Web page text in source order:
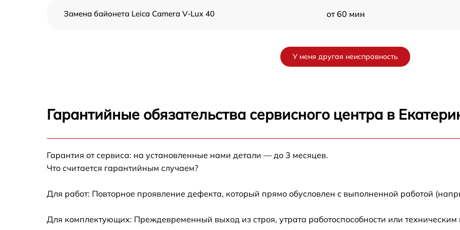
Замена байонета Leica Camera V-Lux 40 от 60 мин
Замена материнской платы Leica Camera V-
Замена затвора Leica Camera V-Lux 40 от 60 мин
V-Lux 40
от 60 мин
У меня другая неисправность
Гарантийные обязательства сервисного центра в
Гарантия от сервиса: на установленные нами детали — до 3 месяцев.
Что считается гарантийным случаем?
Для работ: Повторное проявление дефекта, который прямо обусловлен с выполненной работой
Для комплектующих: Преждевременный выход из строя, утрата работоспособности или